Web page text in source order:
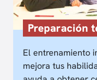
Preparación
El entrenamiento
mejora tus